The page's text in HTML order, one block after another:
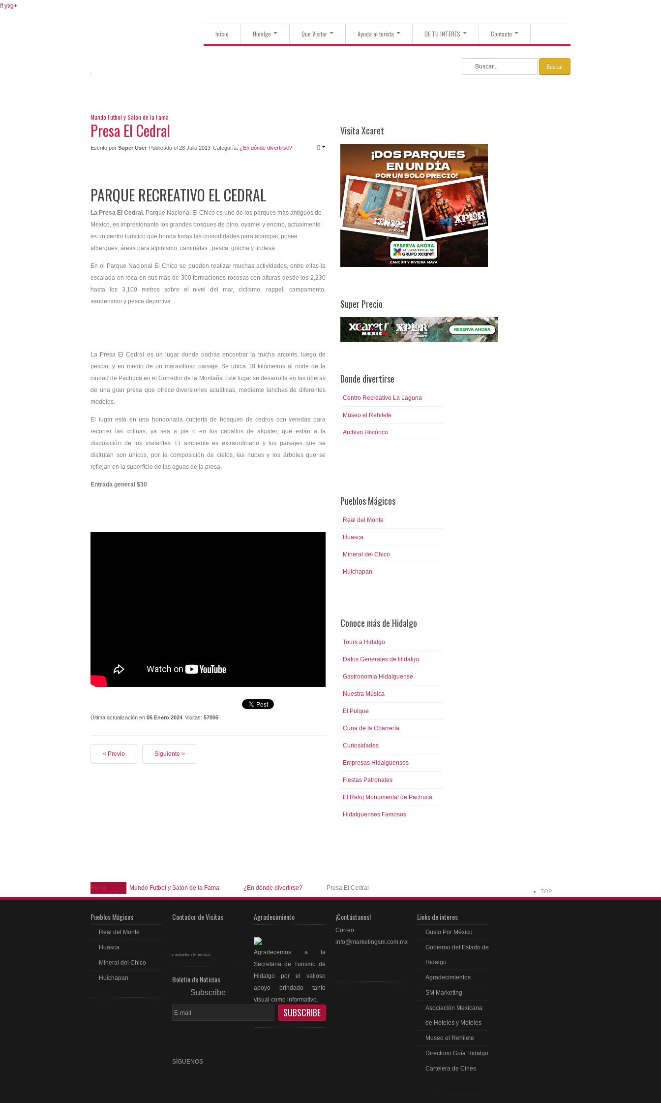
ff yt/g+
Inicio Hidalgo Que Visitar Ayuda al turista DE TU INTERÉS Contacto
Buscar
Mundo Futbol y Salón de la Fama
Presa El Cedral
Escrito por Super User Publicado el 28 Julio 2013 Categoría: ¿En dónde divertirse?
PARQUE RECREATIVO EL CEDRAL
La Presa El Cedral. Parque Nacional El Chico es uno de los parques más antiguos de
México, es impresionante los grandes bosques de pino, oyamel y encino, actualmente
es un centro turístico que brinda todas las comodidades para acampar, posee
albergues, áreas para alpinismo, caminatas , pesca, gotcha y tirolesa.
En el Parque Nacional El Chico se pueden realizar muchas actividades, entre ellas la
escalada en roca en sus más de 300 formaciones rocosas con alturas desde los 2,230
hasta los 3,100 metros sobre el nivel del mar, ciclismo, rappel, campamento,
senderismo y pesca deportiva.
La Presa El Cedral es un lugar donde podrás encontrar la trucha arcoiris, luego de
pescar, y en medio de un maravilloso paisaje. Se ubica 10 kilómetros al norte de la
ciudad de Pachuca en el Corredor de la Montaña Este lugar se desarrolla en las riberas
de una gran presa que ofrece diversiones acuáticas, mediante lanchas de diferentes
modelos.
El lugar está en una hondonada cubierta de bosques de cedros con veredas para
recorrer las colinas, ya sea a pie o en los caballos de alquiler, que están a la
disposición de los visitantes. El ambiente es extraordinario y los paisajes que se
disfrutan son únicos, por la composición de cielos, las nubes y los árboles que se
reflejan en la superficie de las aguas de la presa.
Entrada general $30
Última actualización en 05 Enero 2024 Visitas: 57005
< Previo Siguiente >
Visita Xcaret
Super Precio
Donde divertirse
Centro Recreativo La Laguna
Museo el Rehilete
Archivo Histórico
Pueblos Mágicos
Real del Monte
Huasca
Mineral del Chico
Huichapan
Conoce más de Hidalgo
Tours a Hidalgo
Datos Generales de Hidalgo
Gastronomía Hidalguense
Nuestra Música
El Pulque
Cuna de la Charrería
Curiosidades
Empresas Hidalguenses
Fiestas Patronales
El Reloj Monumental de Pachuca
Hidalguenses Famosos
Home Mundo Futbol y Salón de la Fama ¿En dónde divertirse? Presa El Cedral TOP
Pueblos Mágicos
Real del Monte
Huasca
Mineral del Chico
Huichapan
Contador de Visitas
contador de visitas
Boletin de Noticias
Subscribe
SÍGUENOS
Agradecimiento
Agradecemos a la
Secretaria de Turismo de
Hidalgo por el valioso
apoyo brindado tanto
visual como informativo.
¡Contáctanos!
Correo:
info@marketingsm.com.mx
Links de interes
Gusto Por México
Gobierno del Estado de
Hidalgo
Agradecimientos
SM Marketing
Asociación Mexicana
de Hoteles y Moteles
Museo el Rehilete
Directorio Guía Hidalgo
Cartelera de Cines